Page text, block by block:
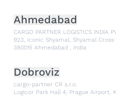
Ahmedabad
CARGO PARTNER LOGISTICS INDIA
923, Iconic Shyamal, Shyamal
380015 Ahmedabad , India
Dobroviz
cargo-partner CR s.r.o.
Logicor Park Hall 4, Prague Airport,